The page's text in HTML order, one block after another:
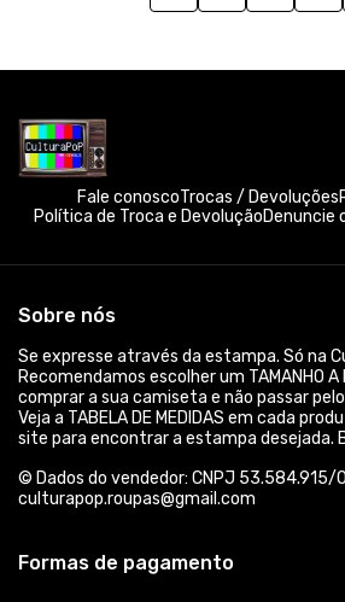
Fale conoscoTrocas / Devoluções
Política de Troca e DevoluçãoDenuncie
Sobre nós
Se expresse através da estampa. Só na
Recomendamos escolher um TAMANHO A
comprar a sua camiseta e não passar
Veja a TABELA DE MEDIDAS em cada
site para encontrar a estampa desejada.
© Dados do vendedor: CNPJ
culturapop.roupas@gmail.com
Formas de pagamento